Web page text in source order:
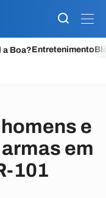
a Boa?Entretenimento
e
em
101